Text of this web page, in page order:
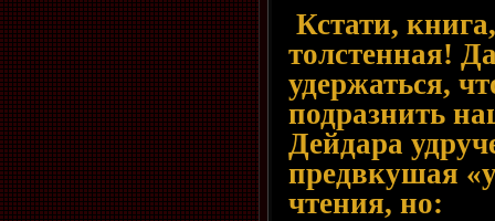
Кстати,
толстенная!
удержаться,
подразнить
Дейдара
предвкушая
чтения, но: